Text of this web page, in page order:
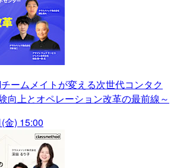
チームメイトが変える次世代コンタク
向上とオペレーション改革の最前線～
金) 15:00